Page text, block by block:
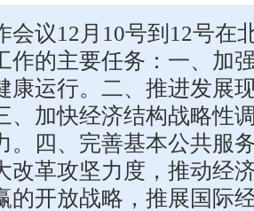
会议12月10号到12号在
作的主要任务：一、加
康运行。二、推进发展
、加快经济结构战略性
。四、完善基本公共服
改革攻坚力度，推动经
的开放战略，推展国际